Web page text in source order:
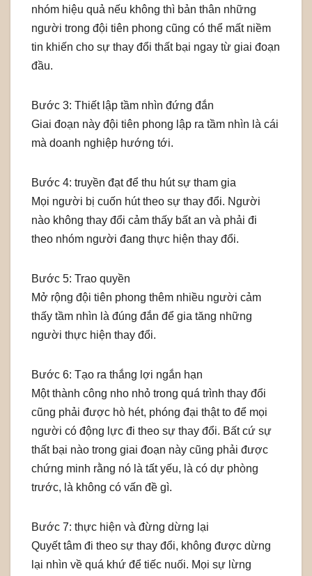
nhóm hiệu quả nếu không thì bản thân những
người trong đội tiên phong cũng có thể mất niềm
tin khiến cho sự thay đổi thất bại ngay từ giai đoạn
đầu.
Bước 3: Thiết lập tầm nhìn đứng đắn
Giai đoạn này đội tiên phong lập ra tầm nhìn là cái
mà doanh nghiệp hướng tới.
Bước 4: truyền đạt để thu hút sự tham gia
Mọi người bị cuốn hút theo sự thay đổi. Người
nào không thay đổi cảm thấy bất an và phải đi
theo nhóm người đang thực hiện thay đổi.
Bước 5: Trao quyền
Mở rộng đội tiên phong thêm nhiều người cảm
thấy tầm nhìn là đúng đắn để gia tăng những
người thực hiện thay đổi.
Bước 6: Tạo ra thắng lợi ngắn hạn
Một thành công nho nhỏ trong quá trình thay đổi
cũng phải được hò hét, phóng đại thật to để mọi
người có động lực đi theo sự thay đổi. Bất cứ sự
thất bại nào trong giai đoạn này cũng phải được
chứng minh rằng nó là tất yếu, là có dự phòng
trước, là không có vấn đề gì.
Bước 7: thực hiện và đừng dừng lại
Quyết tâm đi theo sự thay đổi, không được dừng
lại nhìn về quá khứ để tiếc nuối. Mọi sự lừng